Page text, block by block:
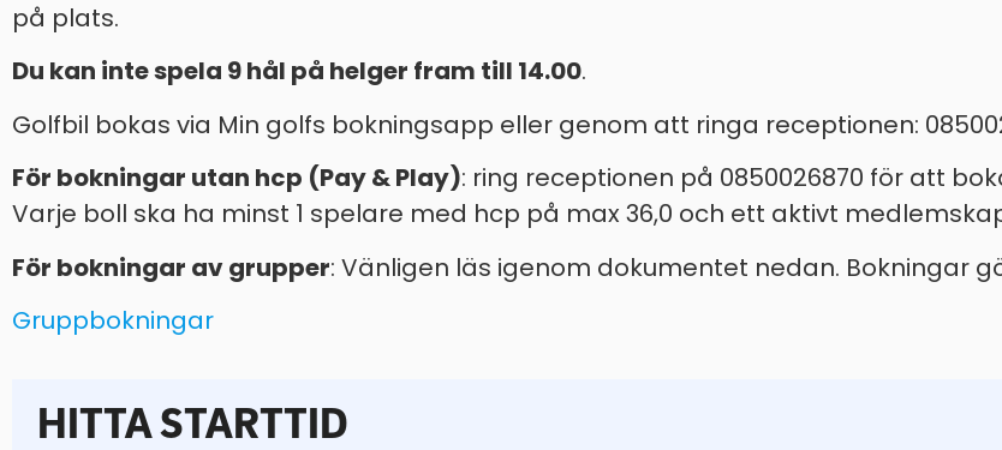
på plats.
Du kan inte spela 9 hål på helger fram till 14.00.
Golfbil bokas via Min golfs bokningsapp eller genom att ringa receptionen:
För bokningar utan hcp (Pay & Play): ring receptionen på 0850026870 för att
Varje boll ska ha minst 1 spelare med hcp på max 36,0 och ett aktivt
För bokningar av grupper: Vänligen läs igenom dokumentet nedan. Bokningar
Gruppbokningar
HITTA STARTTID